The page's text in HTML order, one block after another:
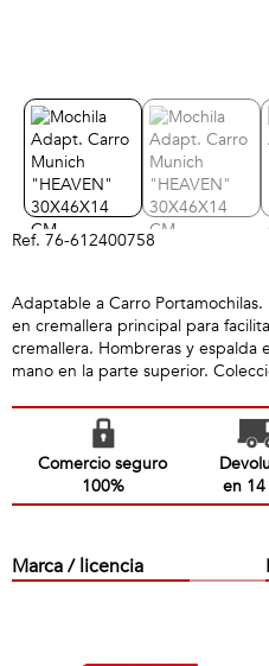
Ref. 76-612400758
Adaptable a Carro
en cremallera principal para
cremallera. Hombreras y espalda
mano en la parte superior.
Comercio seguro
100%
en 14
Marca / licencia